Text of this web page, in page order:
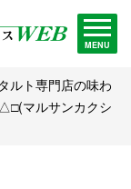
MENU
タルト専門店の味わ
マルサンカクシ